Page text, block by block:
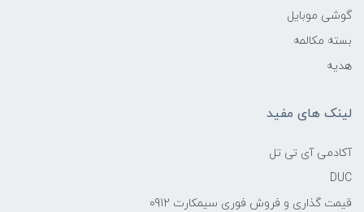
گوشی موبایل
بسته مکالمه
هدیه
لینک های مفید
آکادمی آی تی تل
DUC
قیمت گذاری و فروش فوری سیمکارت 0912